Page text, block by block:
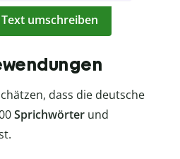
umschreiben
dass die deutsche
Sprichwörter und